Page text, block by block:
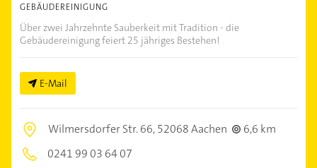
GEBÄUDEREINIGUNG
Über zwei Jahrzehnte Sauberkeit mit Tradition - die
Gebäudereinigung feiert 25 jähriges Bestehen!
E-Mail
Wilmersdorfer Str. 66,52068 Aachen
6,6 km
0241 99 03 64 07